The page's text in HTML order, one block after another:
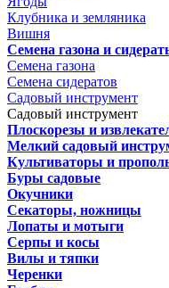
Клубника и земляника
Вишня
Семена газона и
Семена газона
Семена сидератов
Садовый инструмент
Садовый инструмент
Плоскорезы и
Мелкий садовый
Культиваторы и
Буры садовые
Окучники
Секаторы, ножницы
Лопаты и мотыги
Серпы и косы
Вилы и тяпки
Черенки